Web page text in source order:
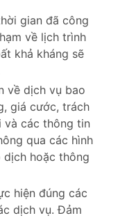
gian đã công
về lịch trình
khả kháng sẽ
về dịch vụ bao
giá cước, trách
và các thông tin
qua các hình
hoặc thông
hiện đúng các
dịch vụ. Đảm